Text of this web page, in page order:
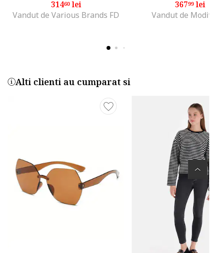
31460lei
Vandut de Various Brands FD
36799lei
Vandut de
Alti clienti au cumparat si